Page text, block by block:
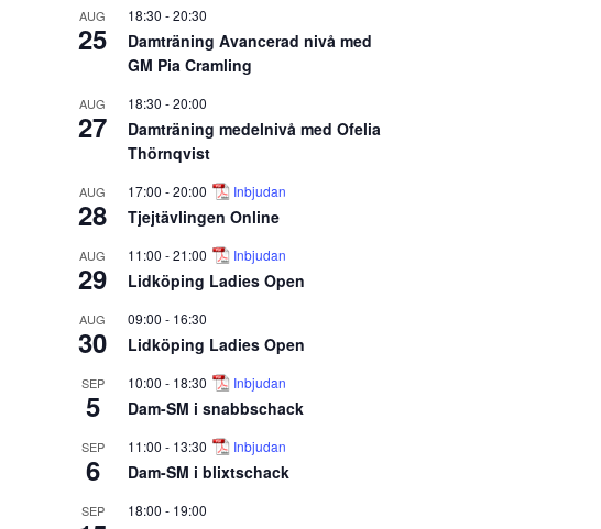
AUG
25
18:30 -20:30
Damträning Avancerad nivå med
GM Pia Cramling
AUG
27
18:30 -20:00
Damträning medelnivå med Ofelia
Thörnqvist
AUG
28
17:00 -20:00 Inbjudan
Tjejtävlingen Online
AUG
29
11:00 -21:00 Inbjudan
Lidköping Ladies Open
AUG
30
09:00 - 16:30
Lidköping Ladies Open
SEP
5
10:00 - 18:30 Inbjudan
Dam-SM i snabbschack
SEP
6
11:00 - 13:30 Inbjudan
Dam-SM i blixtschack
SEP 18:00 - 19:00